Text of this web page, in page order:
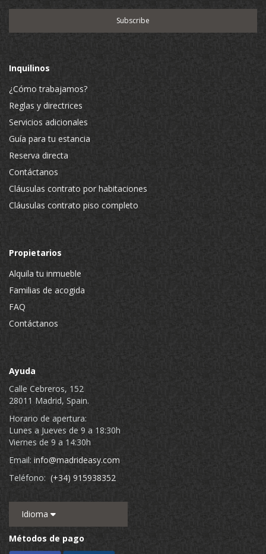
Inquilinos
¿Cómo trabajamos?
Reglas y directrices
Servicios adicionales
Guía para tu estancia
Reserva directa
Contáctanos
Cláusulas contrato por habitaciones
Cláusulas contrato piso completo
Propietarios
Alquila tu inmueble
Familias de acogida
FAQ
Contáctanos
Ayuda
Calle Cebreros, 152
28011 Madrid, Spain.
Horario de apertura:
Lunes a Jueves de 9 a 18:30h
Viernes de 9 a 14:30h
Email: info@madrideasy.com
Teléfono: (+34) 915938352
Idioma
Métodos de pago